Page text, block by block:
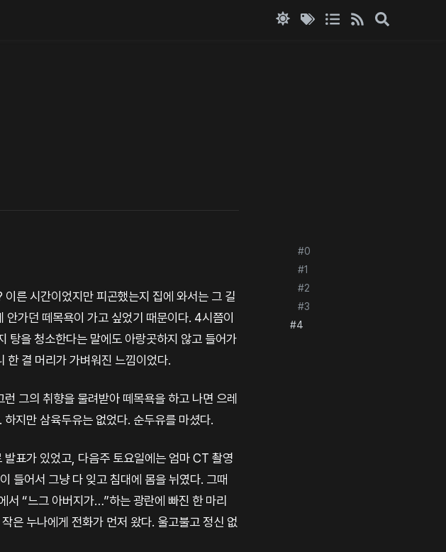
#0
#1
#2
#3
#4
른 시간이었지만 피곤했는지 집에 와서는 그 길
가던 떼목욕이 가고 싶었기 때문이다. 4시쯤이
탕을 청소한다는 말에도 아랑곳하지 않고 들어가
한 결 머리가 가벼워진 느낌이었다.
그의 취향을 물려받아 떼목욕을 하고 나면 으레
지만 삼육두유는 없었다. 순두유를 마셨다.
표가 있었고, 다음주 토요일에는 엄마 CT 촬영
들어서 그냥 다 잊고 침대에 몸을 뉘였다. 그때
서 “느그 아버지가…”하는 광란에 빠진 한 마리
은 누나에게 전화가 먼저 왔다. 울고불고 정신 없